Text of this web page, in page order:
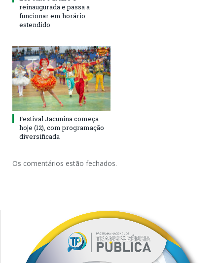
reinaugurada e passa a
funcionar em horário
estendido
Festival Jacunina começa
hoje (12), com programação
diversificada
Os comentários estão fechados.